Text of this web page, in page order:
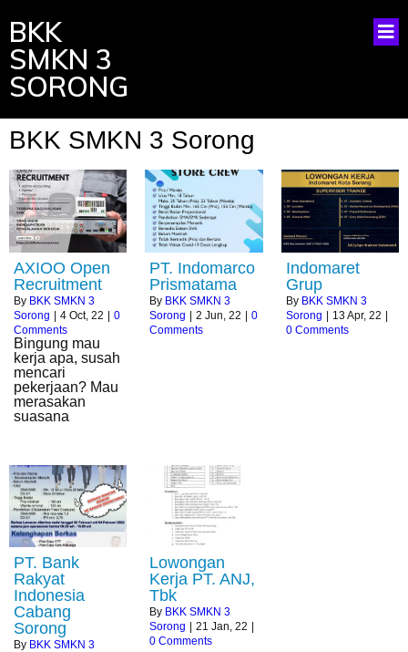
BKK
SMKN 3
SORONG
BKK SMKN 3 Sorong
AXIOO Open
Recruitment
By BKK SMKN 3
Sorong | 4 Oct, 22 | 0
Comments
Bingung mau
kerja apa, susah
mencari
pekerjaan? Mau
merasakan
suasana
PT. Indomarco
Prismatama
By BKK SMKN 3
Sorong | 2 Jun, 22 | 0
Comments
Indomaret
Grup
By BKK SMKN 3
Sorong | 13 Apr, 22 |
0 Comments
PT. Bank
Rakyat
Indonesia
Cabang
Sorong
By BKK SMKN 3
Lowongan
Kerja PT. ANJ,
Tbk
By BKK SMKN 3
Sorong
21 Jan, 22
0 Comments